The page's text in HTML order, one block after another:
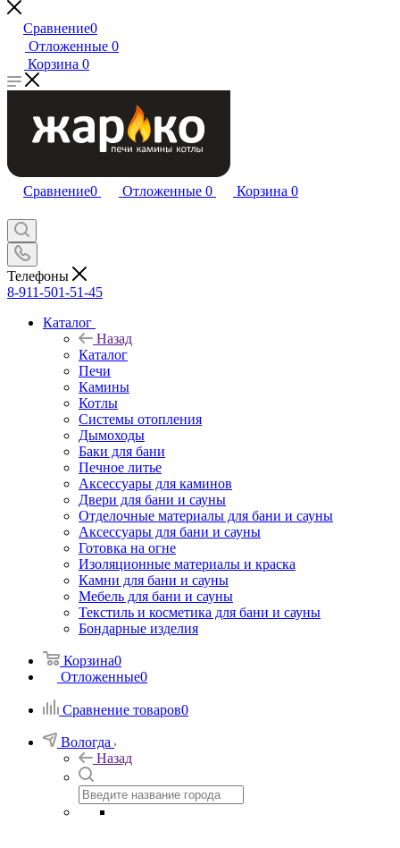
Сравнение0
Отложенные 0
Корзина 0
Сравнение0 Отложенные 0 Корзина 0
Телефоны
8-911-501-51-45
Каталог
Назад
Каталог
Печи
Камины
Котлы
Системы отопления
Дымоходы
Баки для бани
Печное литье
Аксессуары для каминов
Двери для бани и сауны
Отделочные материалы для бани и сауны
Аксессуары для бани и сауны
Готовка на огне
Изоляционные материалы и краска
Камни для бани и сауны
Мебель для бани и сауны
Текстиль и косметика для бани и сауны
Бондарные изделия
Корзина0
Отложенные0
Сравнение товаров0
Вологда
Назад